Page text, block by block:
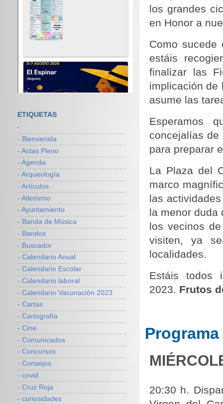
los grandes
en Honor a
Como sucede
estáis
finalizar las
implicación de
asume las
Esperamos
concejalías
para preparar
La Plaza del
marco
las
la menor duda
los vecinos
visiten, ya
localidades.
Estáis todos
2023. Frutos
20:30 h.
ETIQUETAS
-
- Bienvenida
- Actas Pleno
- Agenda
- Arqueología
- Artículos
- Atletismo
- Ayuntamiento
- Banda de Música
- Bandos
- Buscador
- Calendario Anual
- Calendario Escolar
- Calendario laboral
- Calendario Vacunación 2023
- Cartas
- Cartografía
- Cine
- Comunicados
- Concursos
- Consejos
- covid
- Cruz Roja
- curiosidades